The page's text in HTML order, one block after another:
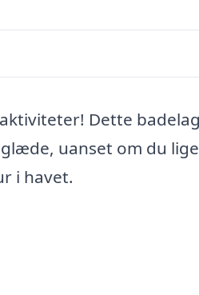
Dette
uanset om du
i havet.